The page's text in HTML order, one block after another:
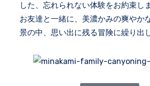
した、忘れられない体験をお約束し
お友達と一緒に、美濃かみの爽やか
景の中、思い出に残る冒険に繰り出